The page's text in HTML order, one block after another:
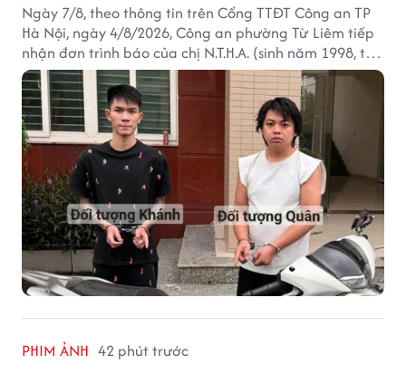
Ngày 7/8, theo thông tin trên Cổng TTĐT Công an TP
Hà Nội, ngày 4/8/2026, Công an phường Từ Liêm tiếp
nhận đơn trình báo của chị N.T.H.A. (sinh năm 1998, trú
tại phường Từ Liêm) về việc bị kẻ gian lấy trộm chiếc
xe mô tô Honda SH 125i, tại khu nhà trọ nơi đang sinh
sống.
PHIM ẢNH 42 phút trước